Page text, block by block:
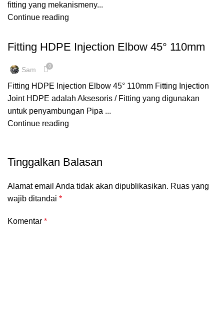
fitting yang mekanismeny...
Continue reading
Fitting HDPE Injection Elbow 45° 110mm
Sam 0
Fitting HDPE Injection Elbow 45° 110mm Fitting Injection
Joint HDPE adalah Aksesoris / Fitting yang digunakan
untuk penyambungan Pipa ...
Continue reading
Tinggalkan Balasan
Alamat email Anda tidak akan dipublikasikan. Ruas yang
wajib ditandai *
Komentar *